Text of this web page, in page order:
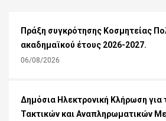
Πράξη συγκρότησης Κοσμητείας
ακαδημαϊκού έτους 2026-2027.
06/08/2026
Δημόσια Ηλεκτρονική Κλήρωση για
Τακτικών και Αναπληρωματικών